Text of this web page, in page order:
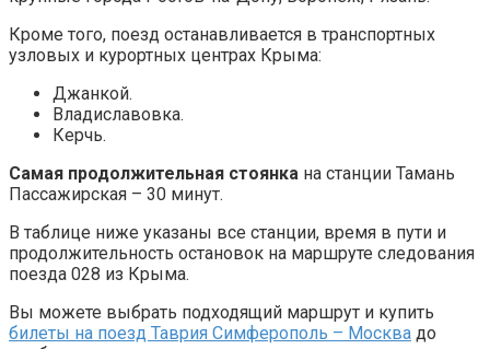
Кроме того, поезд останавливается в транспортных
узловых и курортных центрах Крыма:
Джанкой.
Владиславовка.
Керчь.
Самая продолжительная стоянка на станции Тамань
Пассажирская – 30 минут.
В таблице ниже указаны все станции, время в пути и
продолжительность остановок на маршруте следования
поезда 028 из Крыма.
Вы можете выбрать подходящий маршрут и купить
билеты на поезд Таврия Симферополь – Москва до